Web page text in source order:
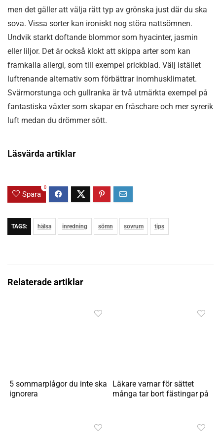
men det gäller att välja rätt typ av grönska just där du ska
sova. Vissa sorter kan ironiskt nog störa nattsömnen.
Undvik starkt doftande blommor som hyacinter, jasmin
eller liljor. Det är också klokt att skippa arter som kan
framkalla allergi, som till exempel prickblad. Välj istället
luftrenande alternativ som förbättrar inomhusklimatet.
Svärmorstunga och gullranka är två utmärkta exempel på
fantastiska växter som skapar en fräschare och mer syrerik
luft medan du drömmer sött.
Läsvärda artiklar
Spara
0
TAGS: hälsa inredning sömn sovrum tips
Relaterade artiklar
5 sommarplågor du inte ska
ignorera
Läkare varnar för sättet
många tar bort fästingar på